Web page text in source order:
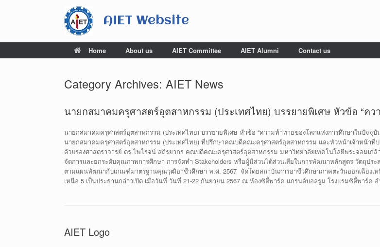
AIET Website
Home About us AIET Committee AIET Alumni Contact us
Category Archives: AIET News
นายกสมาคมครุศาสตร์อุตสาหกรรม (ประเทศไทย) บรรยายพิเศษ หัวข้อ “ค
นายกสมาคมครุศาสตร์อุตสาหกรรม (ประเทศไทย) บรรยายพิเศษ หัวข้อ “ความท้าทายของโลกแห่งการศึกษาในปัจจุ
นายกสมาคมครุศาสตร์อุตสาหกรรม (ประเทศไทย) ที่ปรึกษาคณบดีคณะครุศาสตร์อุตสาหกรรม และหัวหน้าเจ้าหน้าที่บ
ด้วยรองศาสตราจารย์ ดร.ไพโรจน์ สถิรยากร คณบดีคณะครุศาสตร์อุตสาหกรรม มหาวิทยาลัยเทคโนโลยีพระจอมเก
จัดการและยกระดับคุณภาพการศึกษา การจัดทำ Stakeholders หรือผู้มีส่วนได้ส่วนเสียในการพัฒนาหลักสูตร วัตถุปร
ตามแผนพัฒนากับเกณฑ์มาตรฐานคุณวุฒิอาชีวศึกษา พ.ศ. 2567 จัดโดยสถาบันการอาชีวศึกษาภาคตะวันออกเฉียงเห
เหนือ 5 เป็นประธานกล่าวเปิด เมื่อวันที่ วันที่ 21-22 กันยายน 2567 ณ ห้องซิตี้พาร์ค แกรนด์บอลรูม โรงแรมซิตี้พาร์ค อ
AIET Logo